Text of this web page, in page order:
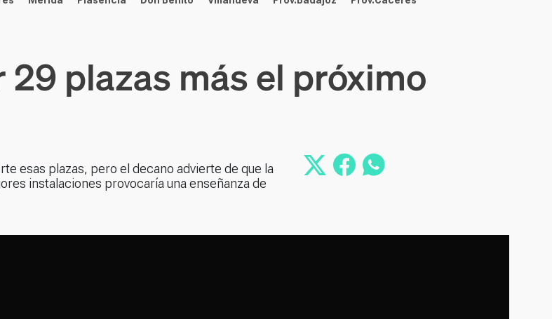
plazas más el próximo
esas plazas, pero el decano advierte de que la
instalaciones provocaría una enseñanza de